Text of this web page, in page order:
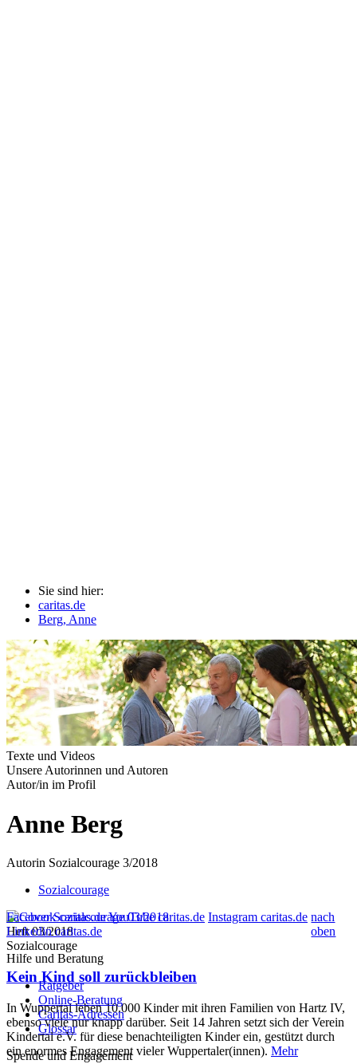
Sie sind hier:
caritas.de
Berg, Anne
Texte und Videos
Unsere Autorinnen und Autoren
Autor/in im Profil
Anne Berg
Autorin Sozialcourage 3/2018
Sozialcourage
Heft 03/2018
Sozialcourage
Kein Kind soll zurückbleiben
In Wuppertal leben 10.000 Kinder mit ihren Familien von Hartz IV,
ebenso viele nur knapp darüber. Seit 14 Jahren setzt sich der Verein
Kindertal e.V. für diese benachteiligten Kinder ein, gestützt durch
ein enormes Engagement vieler Wuppertaler(innen). Mehr
Facebook caritas.deYouTube caritas.de Instagram caritas.de
Linkedin caritas.de
nach
oben
Hilfe und Beratung
Ratgeber
Online-Beratung
Caritas-Adressen
Glossar
Spende und Engagement